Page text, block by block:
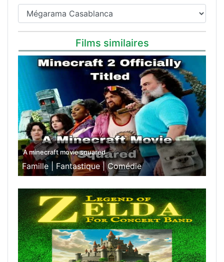
Films similaires
A minecraft movie squared
Famille | Fantastique |Comédie